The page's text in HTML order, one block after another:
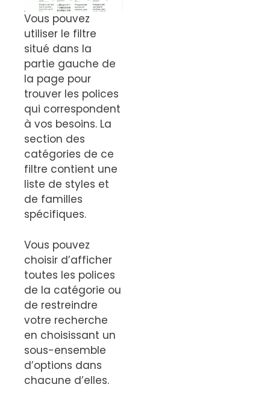
Vous pouvez
utiliser le filtre
situé dans la
partie gauche de
la page pour
trouver les polices
qui correspondent
à vos besoins. La
section des
catégories de ce
filtre contient une
liste de styles et
de familles
spécifiques.
Vous pouvez
choisir d’afficher
toutes les polices
de la catégorie ou
de restreindre
votre recherche
en choisissant un
sous-ensemble
d’options dans
chacune d’elles.